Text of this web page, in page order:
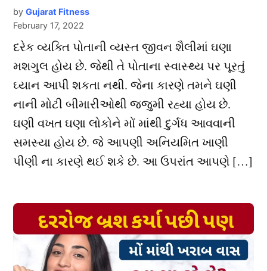
by Gujarat Fitness
February 17, 2022
દરેક વ્યક્તિ પોતાની વ્યસ્ત જીવન શૈલીમાં ઘણા
મશગુલ હોય છે. જેથી તે પોતાના સ્વાસ્થ્ય પર પૂરતું
ઘ્યાન આપી શકતા નથી. જેના કારણે તમને ઘણી
નાની મોટી બીમારીઓથી જજુમી રહ્યા હોય છે.
ઘણી વખત ઘણા લોકોને મોં માંથી દુર્ગધ આવવાની
સમસ્યા હોય છે. જે આપણી અનિયમિત ખાણી
પીણી ના કારણે થઈ શકે છે. આ ઉપરાંત આપણે […]